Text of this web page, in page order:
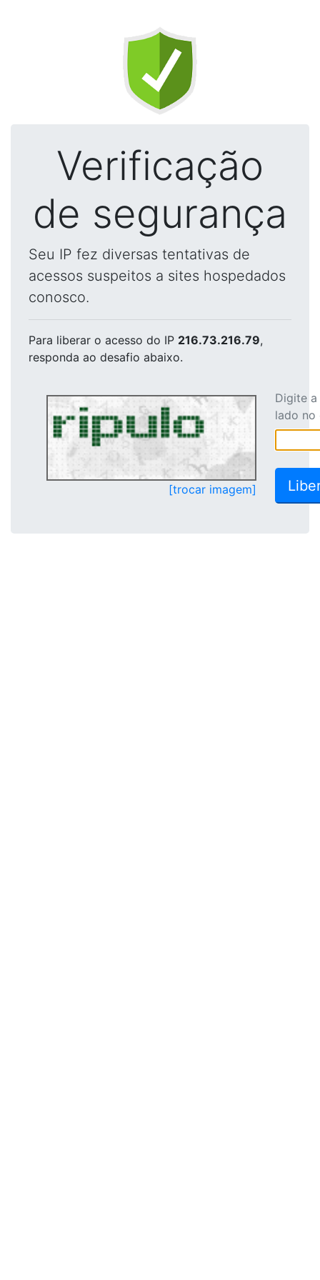
Verificação
de segurança
Seu IP fez diversas tentativas de
acessos suspeitos a sites hospedados
conosco.
Para liberar o acesso do IP 216.73.216.79,
responda ao desafio abaixo.
[trocar imagem]
Digite
lado no